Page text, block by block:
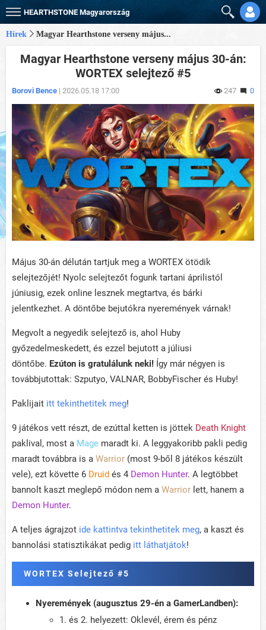
HEARTHSTONE Magyarország
Hírek Magyar Hearthstone verseny május...
Magyar Hearthstone verseny május 30-án:
WORTEX selejtező #5
Borovi Bence | 2026.05.18 17:00 247 0
Május 30-án délután tartjuk meg a WORTEX ötödik
selejtezőjét! Nyolc selejtezőt fogunk tartani áprilistól
júniusig, ezek online lesznek megtartva, és bárki
jelentkezhet. A döntőbe bejutókra nyeremények várnak!
Megvolt a negyedik selejtező is, ahol Huby
győzedelmeskedett, és ezzel bejutott a júliusi
döntőbe. Ezúton is gratulálunk neki! Így már négyen is
továbbjutottak: Szputyo, VALNAR, BobbyFischer és Huby!
Paklijait itt tekinthetitek meg!
9 játékos vett részt, de ezúttal ketten is jöttek Death Knight
paklival, most a Mage maradt ki. A leggyakoribb pakli pedig
maradt továbbra is a Warrior (most 9-ből 8 játékos készült
vele), ezt követte 6 Druid és 4 Demon Hunter. A legtöbbet
bannolt kaszt meglepő módon nem a Warrior lett, hanem a
Demon Hunter.
A teljes ágrajzot ide kattintva tekinthetitek meg, a kaszt és
bannolási statisztikákat pedig itt láthatjátok!
WORTEX Selejtező #5
Nyeremények (augusztus 29-én a GamerLandben):
1. és 2. helyezett: Oklevél, érem és pénz